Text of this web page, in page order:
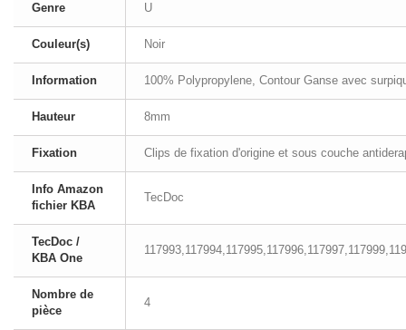
Genre U
Couleur(s) Noir
Information 100% Polypropylene, Contour Ganse avec
Hauteur 8mm
Fixation Clips de fixation d'origine et sous couche
Info Amazon
fichier KBA
TecDoc
TecDoc /
KBA One
Nombre de
pièce
4